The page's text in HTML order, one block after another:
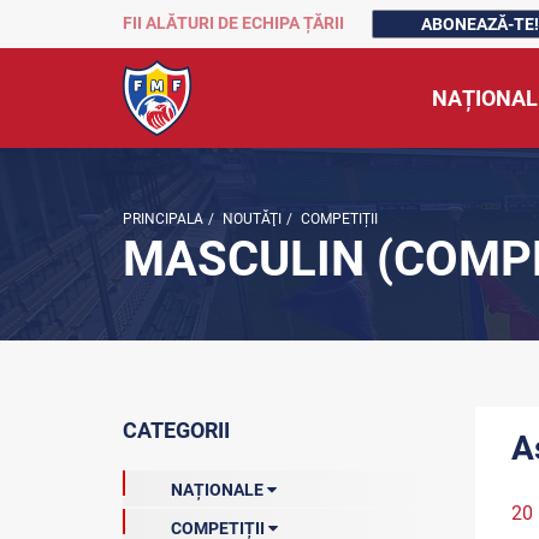
FII ALĂTURI DE ECHIPA ȚĂRII ABONEAZĂ-TE!
PRINCIPALA / NOUTĂŢI / COMPETIȚII
MASCULIN
CATEGORII
NAȚIONALE
COMPETIȚII
20